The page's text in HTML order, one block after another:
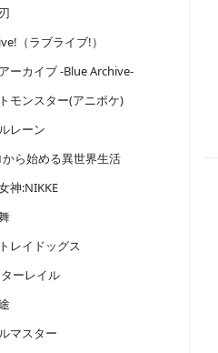
（ラブライブ!）
ーカイブ -Blue Archive-
モンスター(アニポケ)
レーン
から始める異世界生活
神:NIKKE
レイドッグス
ーレイル
マスター